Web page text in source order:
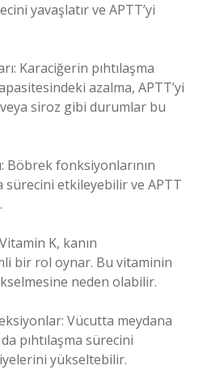
yavaşlatır ve APTT’yi
Karaciğerin pıhtılaşma
azalma, APTT’yi
siroz gibi durumlar bu
Böbrek fonksiyonlarının
sürecini etkileyebilir ve APTT
K, kanın
bir rol oynar. Bu vitaminin
neden olabilir.
Vücutta meydana
pıhtılaşma sürecini
yükseltebilir.